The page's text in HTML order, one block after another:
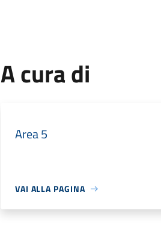
A cura di
Area 5
VAI ALLA PAGINA